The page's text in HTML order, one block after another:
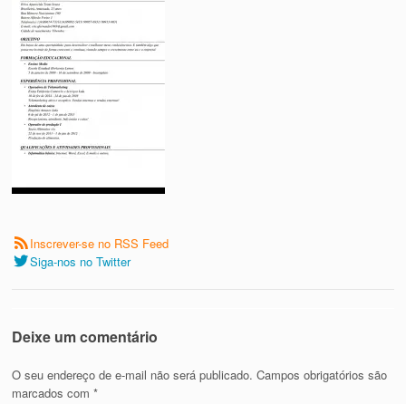
Inscrever-se no RSS Feed
Siga-nos no Twitter
Deixe um comentário
O seu endereço de e-mail não será publicado. Campos obrigatórios são
marcados com*